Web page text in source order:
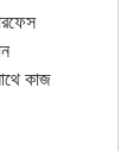
কাজ